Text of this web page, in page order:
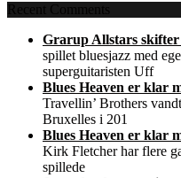
Recent Comments
Grarup Allstars skifter
spillet bluesjazz med
superguitaristen Uff
Blues Heaven er klar
Travellin’ Brothers
Bruxelles i 201
Blues Heaven er klar
Kirk Fletcher har flere
spillede